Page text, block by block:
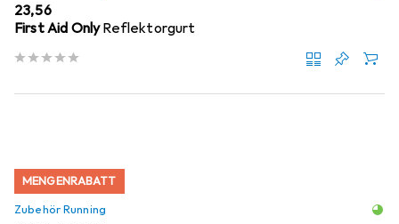
EUR
23,56
First Aid OnlyReflektorgurt
MENGENRABATT
Zubehör Running